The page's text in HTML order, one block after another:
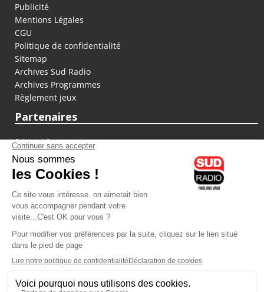
Publicité
Mentions Légales
CGU
Politique de confidentialité
Sitemap
Archives Sud Radio
Archives Programmes
Règlement jeux
Partenaires
fiducial.fr
lyoncapitale.fr
olympique-et-lyonnais.com
L'application Iphone / Android
Téléchargez l'application
Les cookies
Gestion des cookies